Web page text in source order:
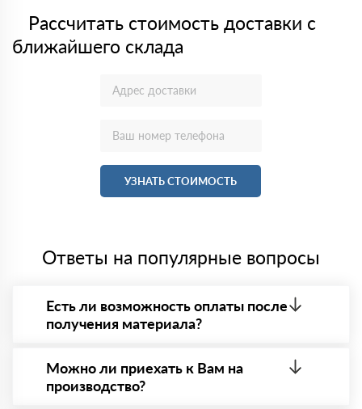
Рассчитать стоимость доставки с
ближайшего склада
УЗНАТЬ СТОИМОСТЬ
Ответы на популярные вопросы
Есть ли возможность оплаты после
получения материала?
- оплата по факту получения товара. При этом,
если доставленный товар был ненадлежащего
качества, то Вы в праве от него отказаться.
Можно ли приехать к Вам на
производство?